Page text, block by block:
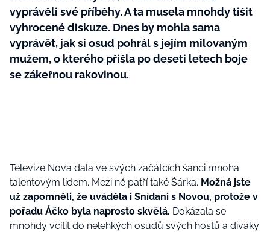
vyprávěli své příběhy. A ta musela mnohdy tišit
vyhrocené diskuze. Dnes by mohla sama
vyprávět, jak si osud pohrál s jejím milovaným
mužem, o kterého přišla po deseti letech boje
se zákeřnou rakovinou.
Televize Nova dala ve svých začátcích šanci mnoha
talentovým lidem. Mezi ně patří také Šárka. Možná jste
už zapomněli, že uváděla i Snídani s Novou, protože v
pořadu Áčko byla naprosto skvělá. Dokázala se
mnohdy vcítit do nelehkých osudů svých hostů a diváky